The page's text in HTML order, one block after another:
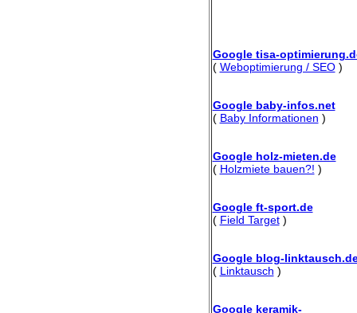
Google tisa-
( Weboptimierung / SEO)
Google baby-infos.net
( Baby Informationen )
Google holz-mieten.de
( Holzmiete bauen?! )
Google ft-sport.de
( Field Target)
Google blog-
( Linktausch )
Google keramik-